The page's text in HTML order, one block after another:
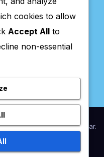
NewsupbyThemeansar.
EditorialFicha Técnica
cookies to allow
Accept All to
non-essential